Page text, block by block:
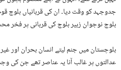
جدوجہد کو وقت دیا۔ ان کی قربانیاں بلوچ
بلوچ نوجوان زبیر بلوچ کی قربانی پر فخر
بلوچستان میں جنم لیتے انسان بحران اور
عدالتوں پر غالب آنا یہ عناصر تھے جن کی